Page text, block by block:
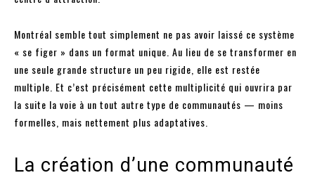
Montréal semble tout simplement ne pas avoir laissé ce système
« se figer » dans un format unique. Au lieu de se transformer en
une seule grande structure un peu rigide, elle est restée
multiple. Et c’est précisément cette multiplicité qui ouvrira par
la suite la voie à un tout autre type de communautés — moins
formelles, mais nettement plus adaptatives.
La création d’une communauté